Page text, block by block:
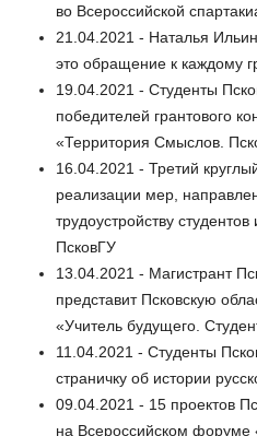
во Всероссийской
21.04.2021 - Наталья
это обращение к каждому
19.04.2021 - Студенты
победителей грантового
«Территория Смыслов.
16.04.2021 - Третий
реализации мер,
трудоустройству
ПсковГУ
13.04.2021 - Магистрант
представит Псковскую
«Учитель будущего.
11.04.2021 - Студенты
страничку об истории
09.04.2021 - 15 проектов
на Всероссийском форуме